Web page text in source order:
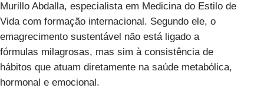
Murillo Abdalla, especialista em Medicina do Estilo de
Vida com formação internacional. Segundo ele, o
emagrecimento sustentável não está ligado a
fórmulas milagrosas, mas sim à consistência de
hábitos que atuam diretamente na saúde metabólica,
hormonal e emocional.